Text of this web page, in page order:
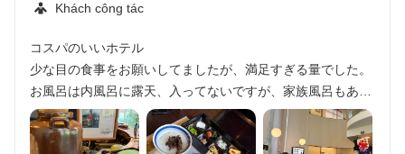
Khách công tác
コスパのいいホテル
少な目の食事をお願いしてましたが、満足すぎる量でした。
お風呂は内風呂に露天、入ってないですが、家族風呂もあり
ました焼酎がフリーなのもいいです。